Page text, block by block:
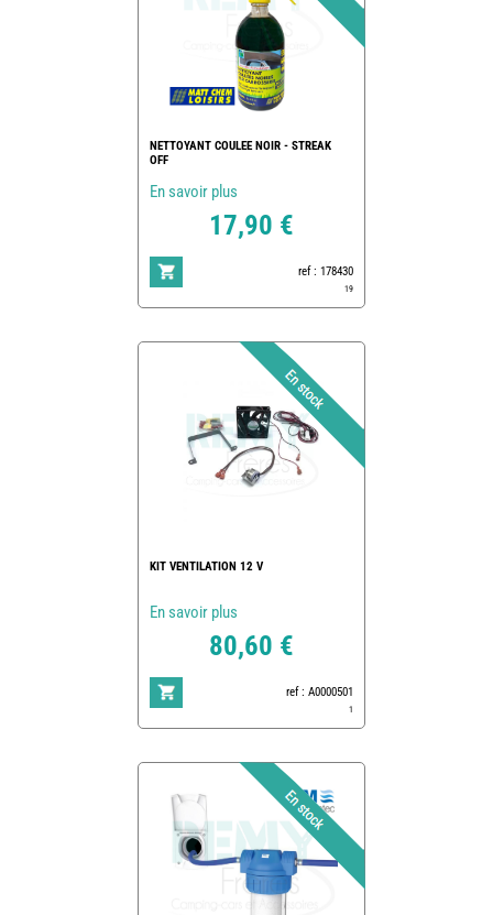
NETTOYANT COULEE NOIR - STREAK
OFF
En savoir plus
17,90 €
ref : 178430
19
KIT VENTILATION 12 V
En savoir plus
80,60 €
ref : A0000501
1